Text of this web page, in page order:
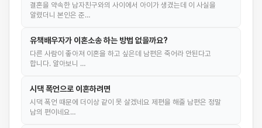
결혼을 약속한 남자친구와의 사이에서 아이가 생겼는데 이 사실을
알렸더니 본인은 준…
유책배우자가 이혼소송 하는 방법 없을까요?
다른 사람이 좋아져 이혼을 하고 싶은데 남편은 죽어라 안된다고
합니다. 알아보니 …
시댁 폭언으로 이혼하려면
시댁 폭언 때문에 더이상 같이 못 살겠네요 제편을 해줄 남편은 정말
남의 편이네요…